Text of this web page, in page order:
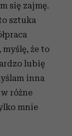
się zajmę.
sztuka
że to
lubię
inna
różne
mnie